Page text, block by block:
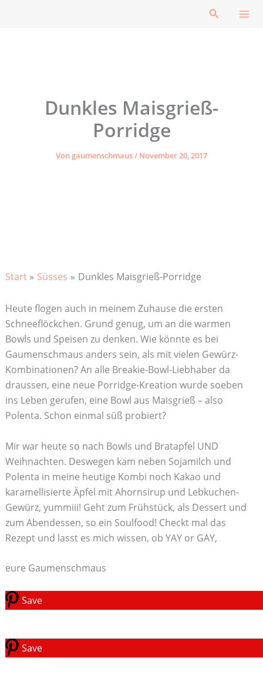
Suchen
Dunkles Maisgrieß-
Porridge
Vongaumenschmaus/ November 20, 2017
Start Süsses Dunkles Maisgrieß-Porridge
Heute flogen auch in meinem Zuhause die ersten
Schneeflöckchen. Grund genug, um an die warmen
Bowls und Speisen zu denken. Wie könnte es bei
Gaumenschmaus anders sein, als mit vielen Gewürz-
Kombinationen? An alle Breakie-Bowl-Liebhaber da
draussen, eine neue Porridge-Kreation wurde soeben
ins Leben gerufen, eine Bowl aus Maisgrieß – also
Polenta. Schon einmal süß probiert?
Mir war heute so nach Bowls und Bratapfel UND
Weihnachten. Deswegen kam neben Sojamilch und
Polenta in meine heutige Kombi noch Kakao und
karamellisierte Äpfel mit Ahornsirup und Lebkuchen-
Gewürz, yummiii! Geht zum Frühstück, als Dessert und
zum Abendessen, so ein Soulfood! Checkt mal das
Rezept und lasst es mich wissen, ob YAY or GAY,
eure Gaumenschmaus
Save
Save